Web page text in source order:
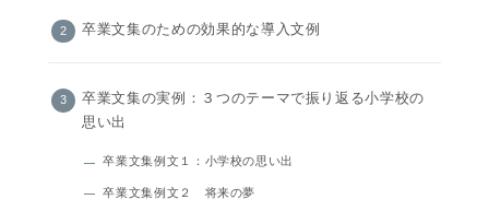
卒業文集のための効果的な導入文例
卒業文集の実例：３つのテーマで振り返る小学校の
思い出
卒業文集例文１：小学校の思い出
卒業文集例文２ 将来の夢